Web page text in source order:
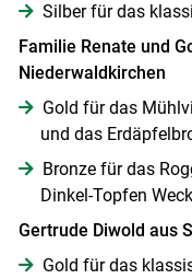
Silber für das
Familie Renate und
Niederwaldkirchen
Gold für das
und das
Bronze für das
Dinkel-
Gertrude Diwold aus
Gold für das